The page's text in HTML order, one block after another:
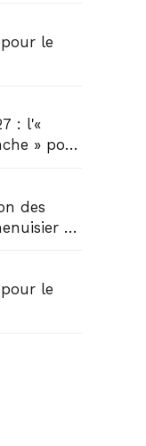
Allons
le
: l'«
» pour
des
à
le